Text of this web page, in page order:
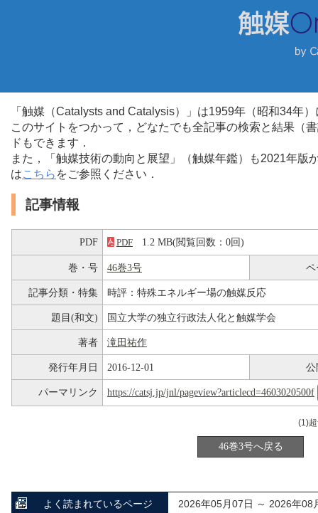
「触媒（Catalysts and Catalysis）」は1959年（昭和34年
このサイトをつかって，どなたでも全記事の検索と結果（
ドもできます．
また，「触媒技術の動向と展望」（触媒年鑑）も2021年
はこちら をご参照ください．
記事情報
PDF PDF 1.2 MB(閲覧回数：0回)
巻・号 46巻3号 ペ
記事分類・特集 時評：特殊エネルギー場の触媒反応
題目(和文) 国立大学の独立行政法人化と触媒学会
著者 滝田祐作
発行年月日 2016-12-01 公
パーマリンク https://catsj.jp/jnl/pageview?articlecd=4603020500f
46巻3号へ戻る
よく読まれているページ 2026年05月07日 ～ 2026年08